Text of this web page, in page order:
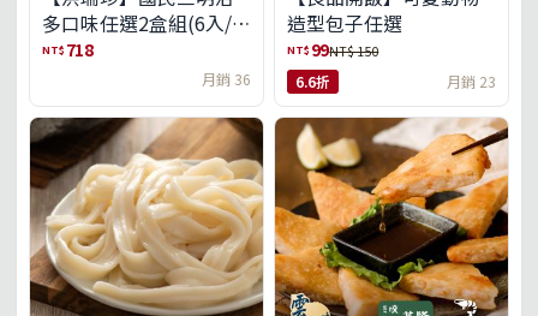
多口味任選2盒組(6入/
盒)(免運)
NT$ 718
月銷 36
造型包子任選
NT$ 99NT$ 150
6.6折 月銷 23